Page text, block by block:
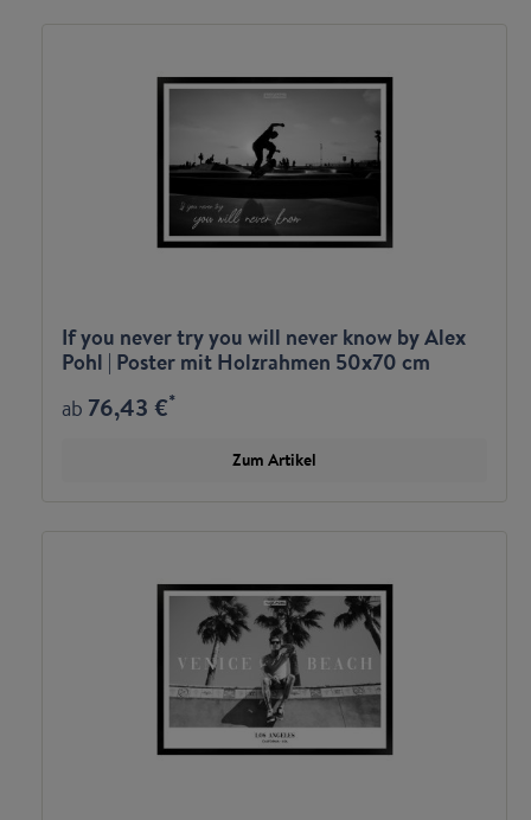
If you never try you will never know by Alex
Pohl | Poster mit Holzrahmen 50x70 cm
ab 76,43 €*
Zum Artikel